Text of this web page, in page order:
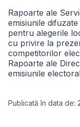
Rapoarte ale
emisiunile
pentru alegerile
cu privire la
competitorilor
Rapoarte ale
emisiunile
Publicată în data de: